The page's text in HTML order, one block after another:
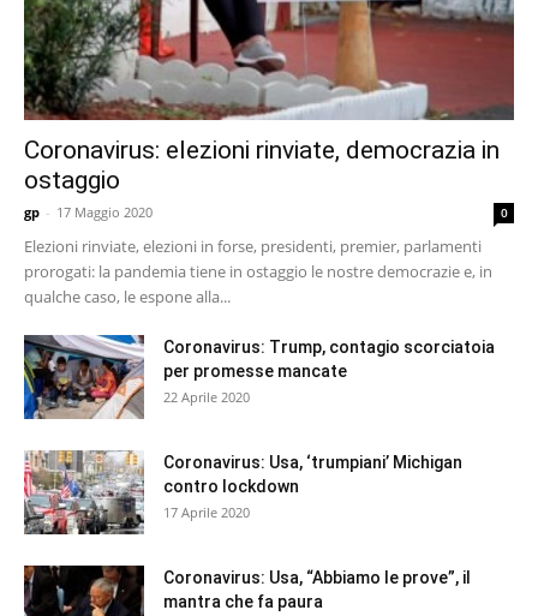
Coronavirus: elezioni rinviate, democrazia in
ostaggio
gp - 17 Maggio 2020 0
Elezioni rinviate, elezioni in forse, presidenti, premier, parlamenti
prorogati: la pandemia tiene in ostaggio le nostre democrazie e, in
qualche caso, le espone alla...
Coronavirus: Trump, contagio scorciatoia
per promesse mancate
22 Aprile 2020
Coronavirus: Usa, ‘trumpiani’ Michigan
contro lockdown
17 Aprile 2020
Coronavirus: Usa, “Abbiamo le prove”, il
mantra che fa paura